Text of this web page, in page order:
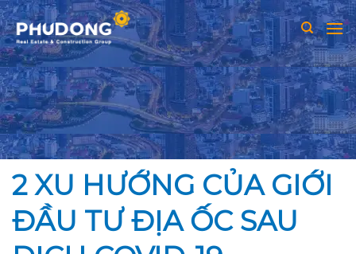
Skip
to
content
2 XU HƯỚNG CỦA GIỚI
ĐẦU TƯ ĐỊA ỐC SAU